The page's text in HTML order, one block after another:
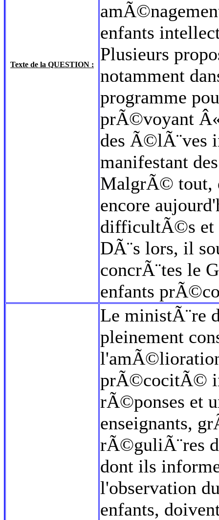
Texte de la QUESTION :
enfants
Plusieurs
notamment
programme
prÃ©voyant
des Ã©lÃ¨ves
manifestant
MalgrÃ© tout,
encore
difficultÃ©s et
DÃ¨s lors, il
concrÃ¨tes le
enfants
Le ministÃ¨re
pleinement
prÃ©cocitÃ©
rÃ©ponses et
enseignants,
rÃ©guliÃ¨res
dont ils
l'observation
enfants,